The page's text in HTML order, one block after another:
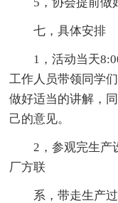
七，具体安排
1，活动当天
工作人员带领同学
做好适当的讲解，
己的意见。
2，参观完生产
厂方联
系，带走生产